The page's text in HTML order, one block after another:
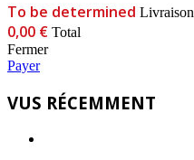
To be determined Livraison
0,00 € Total
Fermer
Payer
VUS RÉCEMMENT